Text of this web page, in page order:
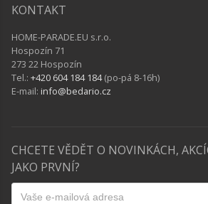
KONTAKT
HOME-PARADE.EU s.r.o.
Hospozín 71
273 22 Hospozín
Tel.: +420 604 184 184(po-pá 8-16h)
E-mail: info@bedario.cz
CHCETE VĚDĚT O NOVINKÁCH,
JAKO PRVNÍ?